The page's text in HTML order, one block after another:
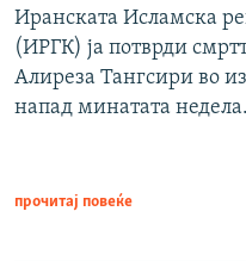
Иранската Исламска
(ИРГК) ја потврди
Алиреза Тангсири во
напад минатата недела.
прочитај повеќе